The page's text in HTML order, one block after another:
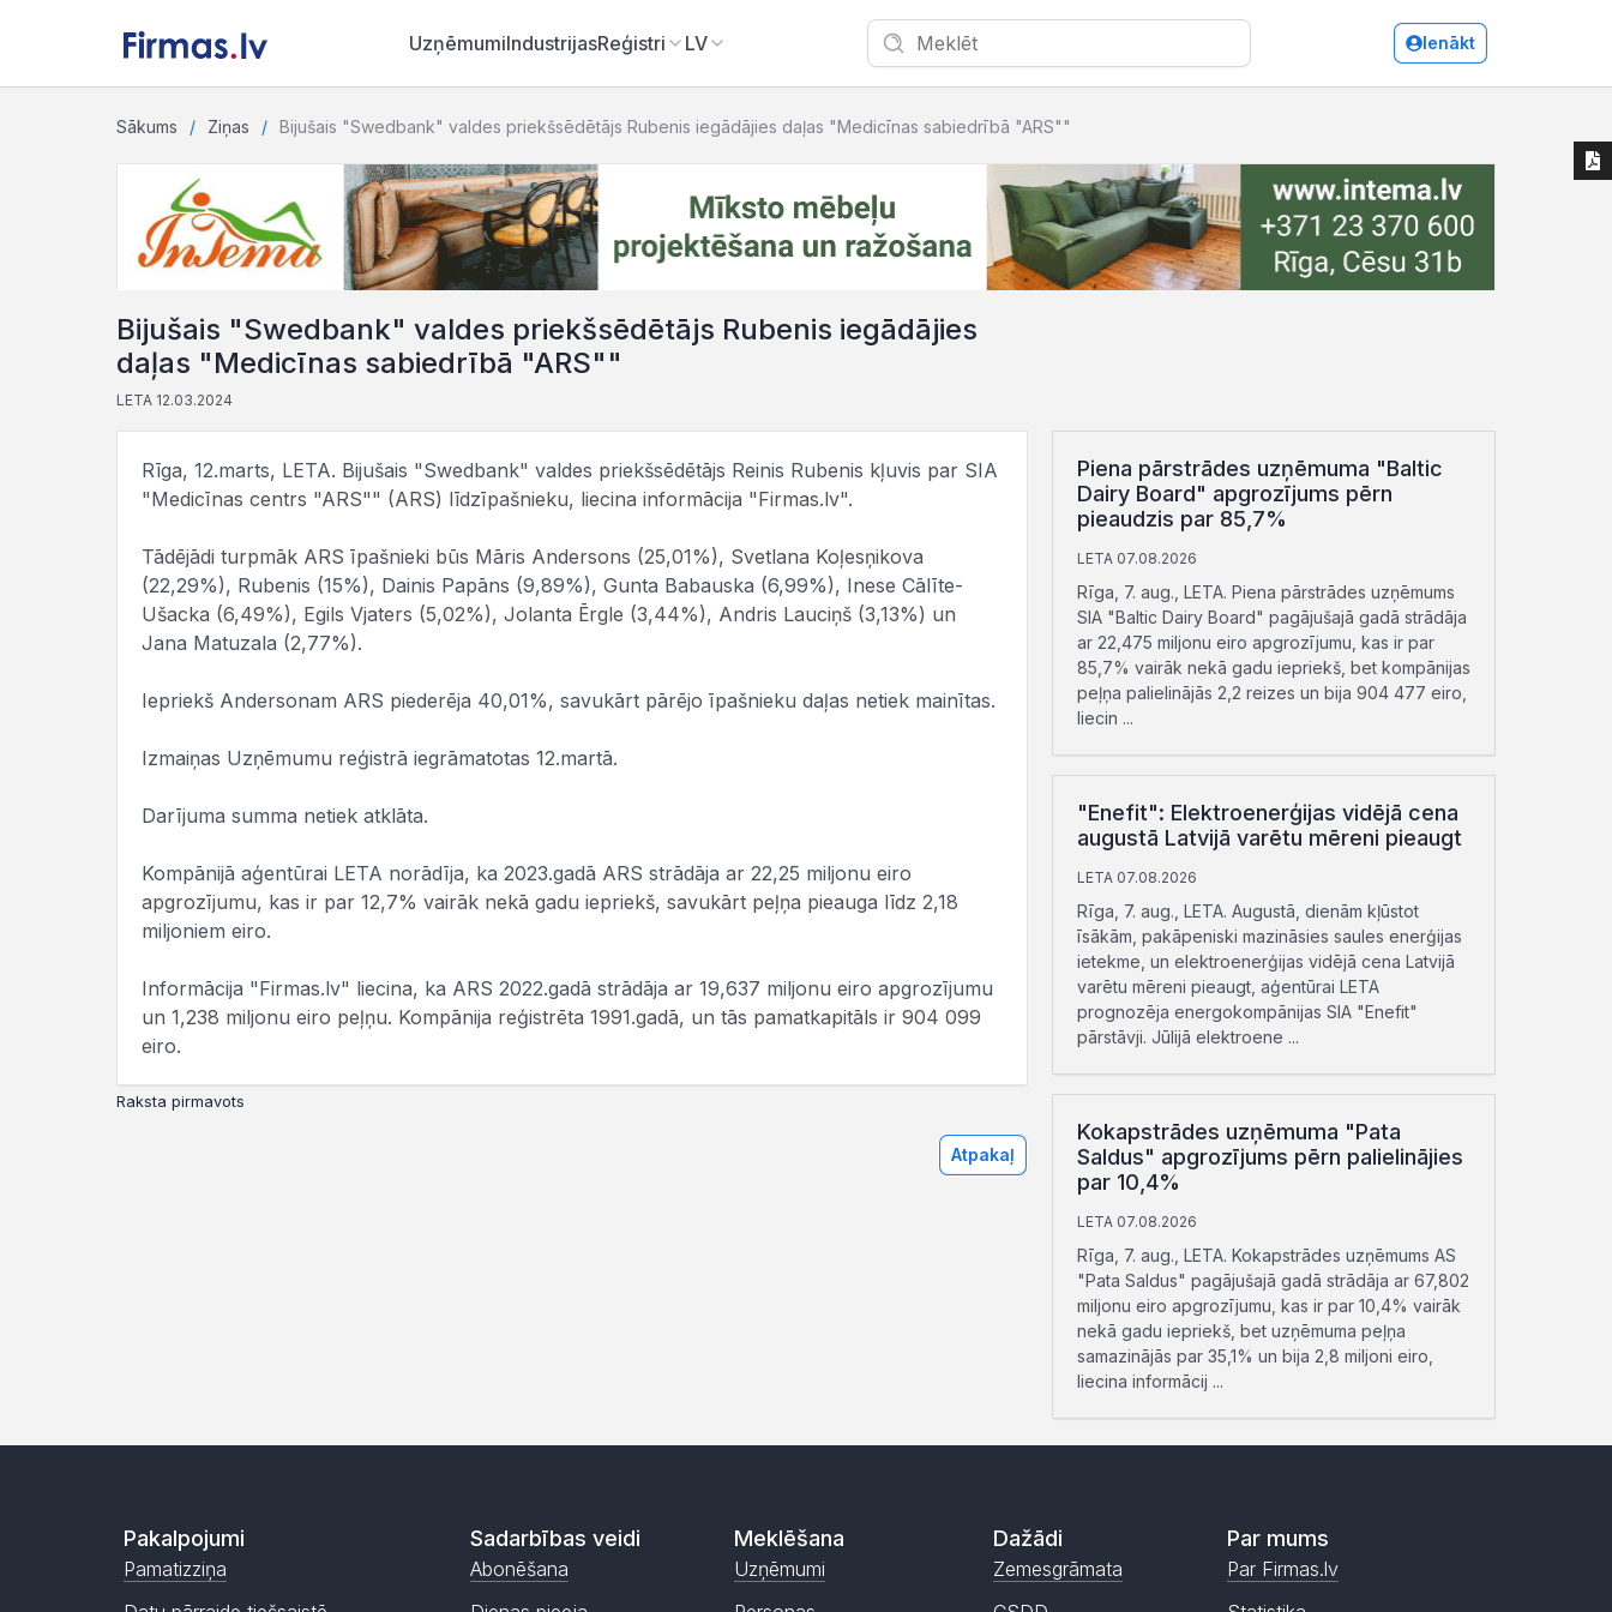
UzņēmumiIndustrijasReģistri LV Ienākt
Sākums Ziņas Bijušais "Swedbank" valdes priekšsēdētājs Rubenis iegādājies daļas "Medicīnas sabiedrībā "ARS""
Bijušais "Swedbank" valdes priekšsēdētājs Rubenis iegādājies
daļas "Medicīnas sabiedrībā "ARS""
LETA 12.03.2024
Rīga, 12.marts, LETA. Bijušais "Swedbank" valdes priekšsēdētājs Reinis Rubenis kļuvis par SIA
"Medicīnas centrs "ARS"" (ARS) līdzīpašnieku, liecina informācija "Firmas.lv".
Tādējādi turpmāk ARS īpašnieki būs Māris Andersons (25,01%), Svetlana Koļesņikova
(22,29%), Rubenis (15%), Dainis Papāns (9,89%), Gunta Babauska (6,99%), Inese Cālīte-
Ušacka (6,49%), Egils Vjaters (5,02%), Jolanta Ērgle (3,44%), Andris Lauciņš (3,13%) un
Jana Matuzala (2,77%).
Iepriekš Andersonam ARS piederēja 40,01%, savukārt pārējo īpašnieku daļas netiek mainītas.
Izmaiņas Uzņēmumu reģistrā iegrāmatotas 12.martā.
Darījuma summa netiek atklāta.
Kompānijā aģentūrai LETA norādīja, ka 2023.gadā ARS strādāja ar 22,25 miljonu eiro
apgrozījumu, kas ir par 12,7% vairāk nekā gadu iepriekš, savukārt peļņa pieauga līdz 2,18
miljoniem eiro.
Informācija "Firmas.lv" liecina, ka ARS 2022.gadā strādāja ar 19,637 miljonu eiro apgrozījumu
un 1,238 miljonu eiro peļņu. Kompānija reģistrēta 1991.gadā, un tās pamatkapitāls ir 904 099
eiro.
Raksta pirmavots
Atpakaļ
Piena pārstrādes uzņēmuma "Baltic
Dairy Board" apgrozījums pērn
pieaudzis par 85,7%
LETA 07.08.2026
Rīga, 7. aug., LETA. Piena pārstrādes uzņēmums
SIA "Baltic Dairy Board" pagājušajā gadā strādāja
ar 22,475 miljonu eiro apgrozījumu, kas ir par
85,7% vairāk nekā gadu iepriekš, bet kompānijas
peļņa palielinājās 2,2 reizes un bija 904 477 eiro,
liecin ...
"Enefit": Elektroenerģijas vidējā cena
augustā Latvijā varētu mēreni pieaugt
LETA 07.08.2026
Rīga, 7. aug., LETA. Augustā, dienām kļūstot
īsākām, pakāpeniski mazināsies saules enerģijas
ietekme, un elektroenerģijas vidējā cena Latvijā
varētu mēreni pieaugt, aģentūrai LETA
prognozēja energokompānijas SIA "Enefit"
pārstāvji. Jūlijā elektroene ...
Kokapstrādes uzņēmuma "Pata
Saldus" apgrozījums pērn palielinājies
par 10,4%
LETA 07.08.2026
Rīga, 7. aug., LETA. Kokapstrādes uzņēmums AS
"Pata Saldus" pagājušajā gadā strādāja ar 67,802
miljonu eiro apgrozījumu, kas ir par 10,4% vairāk
nekā gadu iepriekš, bet uzņēmuma peļņa
samazinājās par 35,1% un bija 2,8 miljoni eiro,
liecina informācij ...
Pakalpojumi
Pamatizziņa
Sadarbības veidi
Abonēšana
Meklēšana
Uzņēmumi
Dažādi
Zemesgrāmata
Par mums
Par Firmas.lv